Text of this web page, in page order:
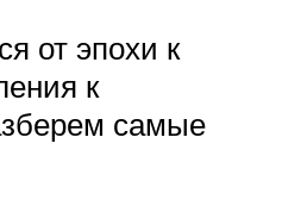
от эпохи к
к
самые